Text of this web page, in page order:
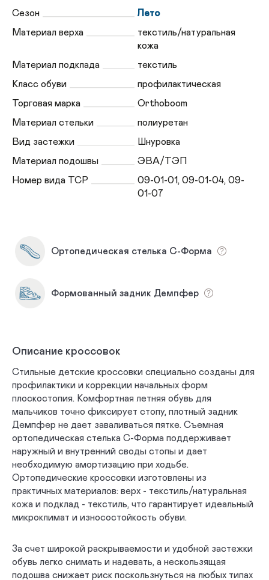
Сезон
Лето
Материал верха
текстиль/натуральная
кожа
Материал подклада
текстиль
Класс обуви
профилактическая
Торговая марка
Orthoboom
Материал стельки
полиуретан
Вид застежки
Шнуровка
Материал подошвы
ЭВА/ТЭП
Номер вида ТСР
09-01-01, 09-01-04, 09-
01-07
Ортопедическая стелька С-Форма
Формованный задник Демпфер
Описание кроссовок
Стильные детские кроссовки специально созданы для
профилактики и коррекции начальных форм
плоскостопия. Комфортная летняя обувь для
мальчиков точно фиксирует стопу, плотный задник
Демпфер не дает заваливаться пятке. Съемная
ортопедическая стелька С-Форма поддерживает
наружный и внутренний своды стопы и дает
необходимую амортизацию при ходьбе.
Ортопедические кроссовки изготовлены из
практичных материалов: верх - текстиль/натуральная
кожа и подклад - текстиль, что гарантирует идеальный
микроклимат и износостойкость обуви.
За счет широкой раскрываемости и удобной застежки
обувь легко снимать и надевать, а нескользящая
подошва снижает риск поскользнуться на любых типах